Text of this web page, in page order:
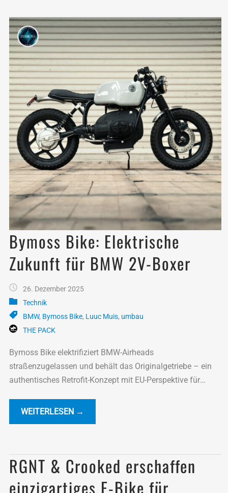
Bymoss Bike: Elektrische
Zukunft für BMW 2V-Boxer
26. Dezember 2025
Technik
BMW, Bymoss Bike, Luuc Muis, umbau
THE PACK
Bymoss Bike elektrifiziert BMW-Airheads
straßenzugelassen und behält das Originalgetriebe – ein
authentisches Retrofit-Konzept mit EU-Perspektive für
WEITERLESEN →
RGNT & Crooked erschaffen
einzigartiges E-Bike für